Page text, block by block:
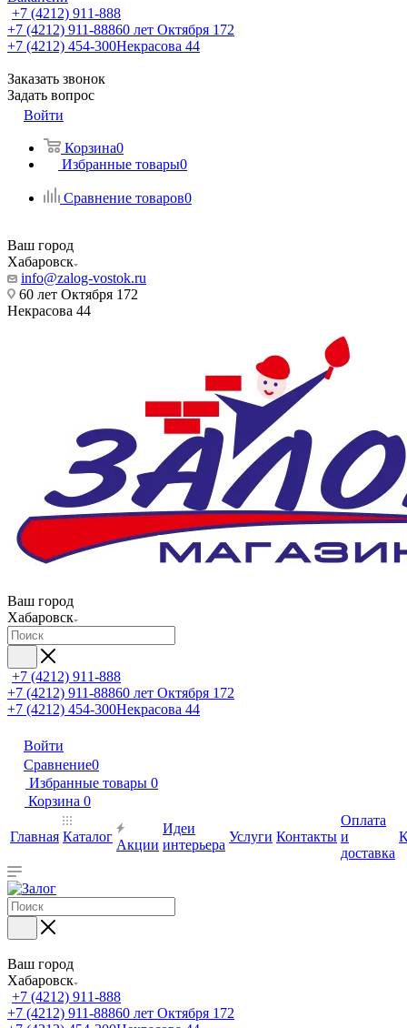
+7 (4212) 911-888
+7 (4212) 911-88860 лет Октября 172
+7 (4212) 454-300Некрасова 44
Заказать звонок
Задать вопрос
Войти
Корзина0
Избранные товары0
Сравнение товаров0
Ваш город
Хабаровск
info@zalog-vostok.ru
60 лет Октября 172
Некрасова 44
Ваш город
Хабаровск
+7 (4212) 911-888
+7 (4212) 911-88860 лет Октября 172
+7 (4212) 454-300Некрасова 44
Войти
Сравнение0
Избранные товары 0
Корзина 0
Главная Каталог
Акции
Идеи
интерьера
Услуги Контакты
Оплата
и
доставка
Ваш город
Хабаровск
+7 (4212) 911-888
+7 (4212) 911-88860 лет Октября 172